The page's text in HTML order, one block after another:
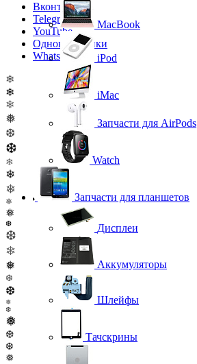
Вконтакте
Telegram
YouTube
Одноклассники
WhatsApp
❄
❄
❄
❅
❆
❆
❄
❄
❄
❅
❅
❆
❆
❄
❅
❆
❆
❅
❆
❅
❆
❆
❅
MacBook
iPod
iMac
Запчасти для AirPods
Watch
Запчасти для планшетов
Дисплеи
Аккумуляторы
Шлейфы
Тачскрины